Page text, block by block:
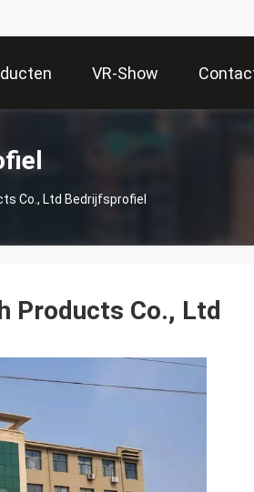
VR-Show
Co., Ltd Bedrijfsprofiel
Products Co., Ltd